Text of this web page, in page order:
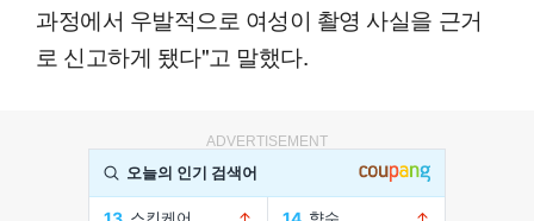
과정에서 우발적으로 여성이 촬영 사실을 근거
로 신고하게 됐다"고 말했다.
ADVERTISEMENT